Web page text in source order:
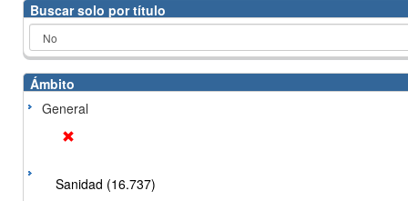
Buscar solo por título
Ámbito
General
Sanidad (16.737)